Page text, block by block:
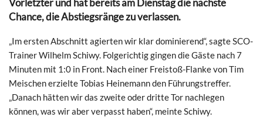
Vorletzter und hat bereits am Dienstag die nächste
Chance, die Abstiegsränge zu verlassen.
„Im ersten Abschnitt agierten wir klar dominierend“, sagte SCO-
Trainer Wilhelm Schiwy. Folgerichtig gingen die Gäste nach 7
Minuten mit 1:0 in Front. Nach einer Freistoß-Flanke von Tim
Meischen erzielte Tobias Heinemann den Führungstreffer.
„Danach hätten wir das zweite oder dritte Tor nachlegen
können, was wir aber verpasst haben“, meinte Schiwy.